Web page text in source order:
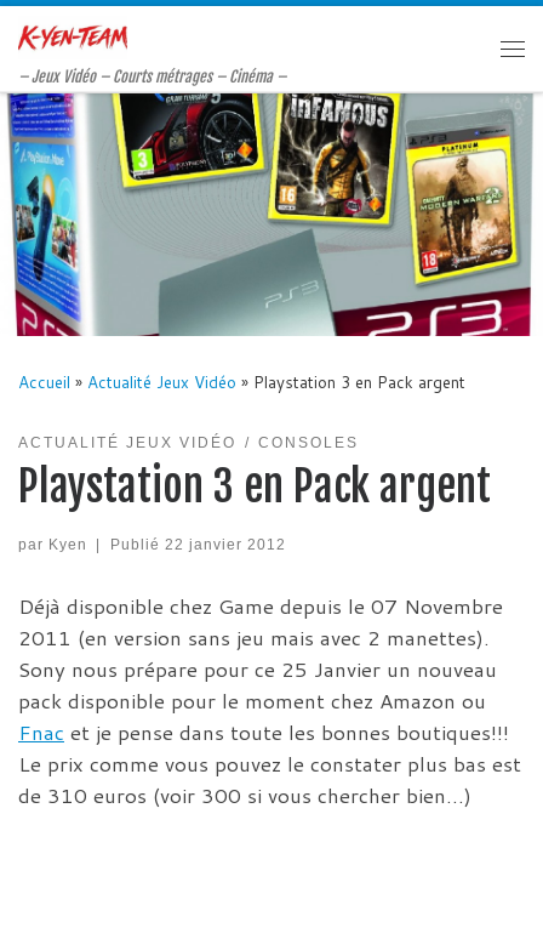
Passer au contenu
– Jeux Vidéo – Courts métrages – Cinéma –
Accueil » Actualité Jeux Vidéo » Playstation 3 en Pack argent
ACTUALITÉ JEUX VIDÉO CONSOLES
Playstation 3 en Pack argent
par Kyen Publié 22 janvier 2012
Déjà disponible chez Game depuis le 07 Novembre
2011 (en version sans jeu mais avec 2 manettes).
Sony nous prépare pour ce 25 Janvier un nouveau
pack disponible pour le moment chez Amazon ou
Fnac et je pense dans toute les bonnes boutiques!!!
Le prix comme vous pouvez le constater plus bas est
de 310 euros (voir 300 si vous chercher bien…)